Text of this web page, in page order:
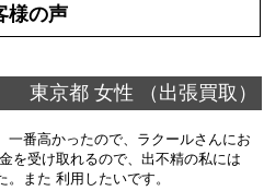
様の声
東京都 女性 （出張買取）
一番高かったので、ラクールさんにお
を受け取れるので、出不精の私には
また 利用したいです。